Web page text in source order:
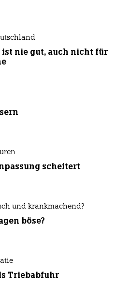
nie gut, auch nicht für
scheitert
und krankmachend?
böse?
Triebabfuhr